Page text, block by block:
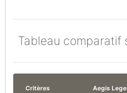
Tableau comparatif
Critères
Aegis